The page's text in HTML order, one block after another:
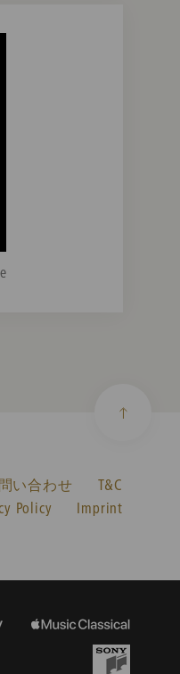
い合わせ
T&C
Policy
Imprint